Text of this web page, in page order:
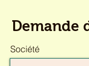
Demande
Société